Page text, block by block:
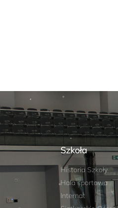
Szkoła
Historia Szkoły
Hala sportowa
Internat